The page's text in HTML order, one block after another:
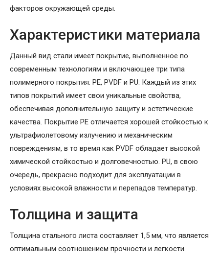
факторов окружающей среды.
Характеристики материала
Данный вид стали имеет покрытие, выполненное по
современным технологиям и включающее три типа
полимерного покрытия: PE, PVDF и PU. Каждый из этих
типов покрытий имеет свои уникальные свойства,
обеспечивая дополнительную защиту и эстетические
качества. Покрытие PE отличается хорошей стойкостью к
ультрафиолетовому излучению и механическим
повреждениям, в то время как PVDF обладает высокой
химической стойкостью и долговечностью. PU, в свою
очередь, прекрасно подходит для эксплуатации в
условиях высокой влажности и перепадов температур.
Толщина и защита
Толщина стального листа составляет 1,5 мм, что является
оптимальным соотношением прочности и легкости.